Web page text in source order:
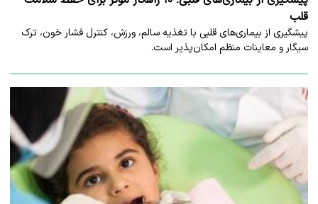
قلب
پیشگیری از بیماری‌های قلبی با تغذیه سالم، ورزش، کنترل فشار خون، ترک
سیگار و معاینات منظم امکان‌پذیر است.